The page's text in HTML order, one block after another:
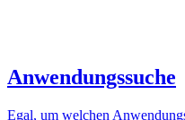
Anwendungssuche
Egal, um welchen